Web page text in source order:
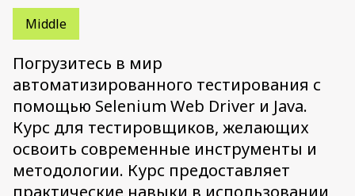
Middle
Погрузитесь в мир
автоматизированного тестирования с
помощью Selenium Web Driver и Java.
Курс для тестировщиков, желающих
освоить современные инструменты и
методологии. Курс предоставляет
практические навыки в использовании